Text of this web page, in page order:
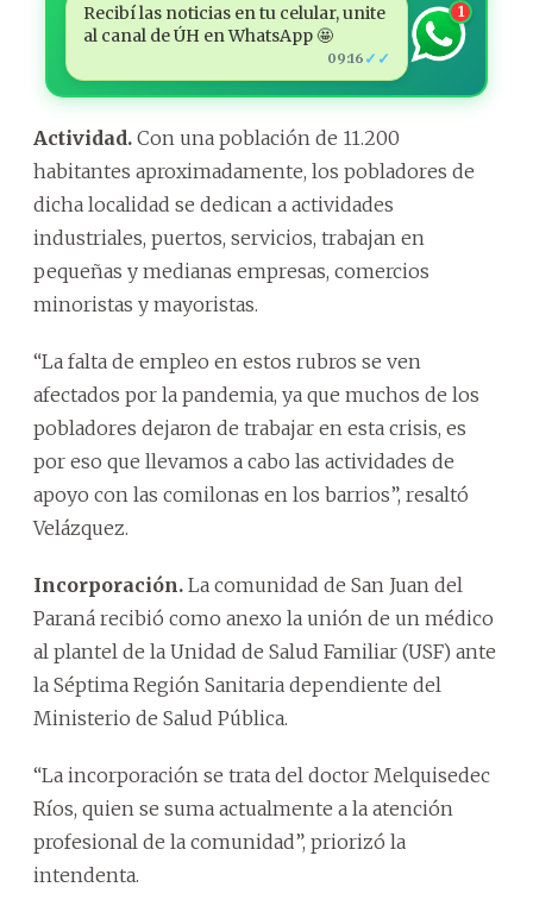
Recibí las noticias en tu celular, unite
al canal de ÚH en WhatsApp 🤩
09:16 ✓✓
1
Actividad. Con una población de 11.200
habitantes aproximadamente, los pobladores de
dicha localidad se dedican a actividades
industriales, puertos, servicios, trabajan en
pequeñas y medianas empresas, comercios
minoristas y mayoristas.
“La falta de empleo en estos rubros se ven
afectados por la pandemia, ya que muchos de los
pobladores dejaron de trabajar en esta crisis, es
por eso que llevamos a cabo las actividades de
apoyo con las comilonas en los barrios”, resaltó
Velázquez.
Incorporación. La comunidad de San Juan del
Paraná recibió como anexo la unión de un médico
al plantel de la Unidad de Salud Familiar (USF) ante
la Séptima Región Sanitaria dependiente del
Ministerio de Salud Pública.
“La incorporación se trata del doctor Melquisedec
Ríos, quien se suma actualmente a la atención
profesional de la comunidad”, priorizó la
intendenta.